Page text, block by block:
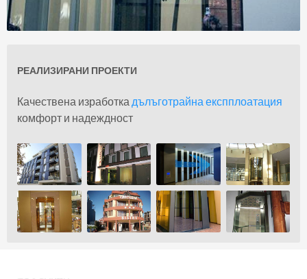
РЕАЛИЗИРАНИ ПРОЕКТИ
Качествена изработкадълъготрайна експплоатация
комфорт и надеждност